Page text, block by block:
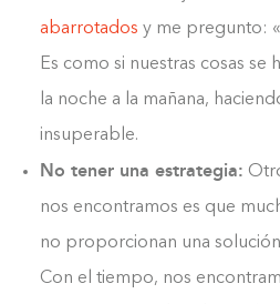
abarrotados y me pregunto:
Es como si nuestras cosas
la noche a la mañana,
insuperable.
No tener una estrategia:
nos encontramos es que
no proporcionan una
Con el tiempo, nos